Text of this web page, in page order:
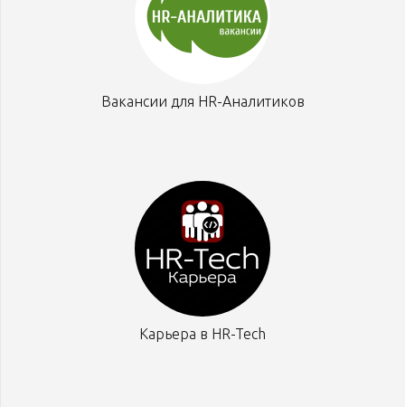
Вакансии для HR-Аналитиков
Карьера в HR-Tech